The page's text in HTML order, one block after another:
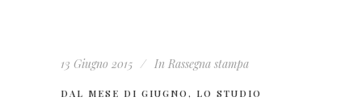
13 Giugno 2015 In Rassegna stampa
DAL MESE DI GIUGNO, LO STUDIO